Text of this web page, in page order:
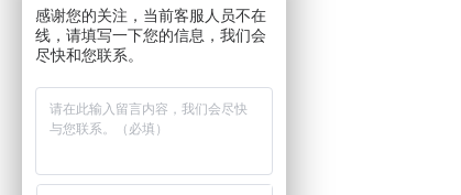
感谢您的关注，当前客服人员不在
线，请填写一下您的信息，我们会
尽快和您联系。